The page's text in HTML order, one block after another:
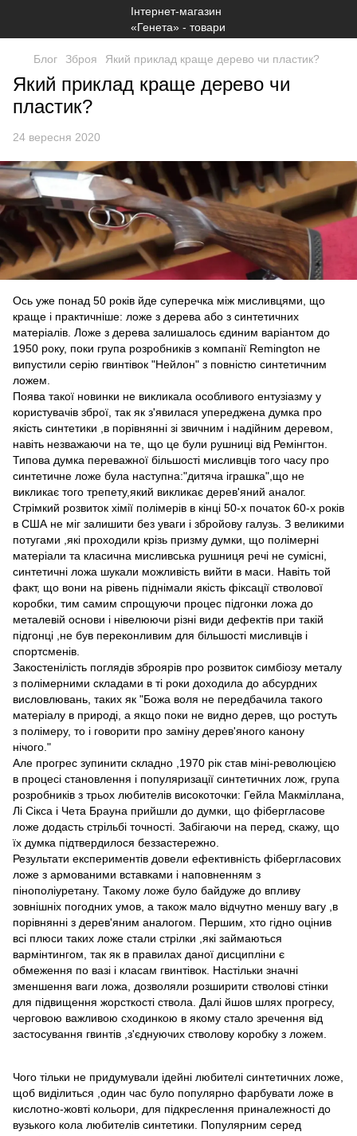
Блог Зброя Який приклад краще дерево чи пластик?
Який приклад краще дерево чи
пластик?
24 вересня 2020
Ось уже понад 50 років йде суперечка між мисливцями, що
краще і практичніше: ложе з дерева або з синтетичних
матеріалів. Ложе з дерева залишалось єдиним варіантом до
1950 року, поки група розробників з компанії Remington не
випустили серію гвинтівок "Нейлон" з повністю синтетичним
ложем.
Поява такої новинки не викликала особливого ентузіазму у
користувачів зброї, так як з'явилася упереджена думка про
якість синтетики ,в порівнянні зі звичним і надійним деревом,
навіть незважаючи на те, що це були рушниці від Ремінгтон.
Типова думка переважної більшості мисливців того часу про
синтетичне ложе була наступна:"дитяча іграшка",що не
викликає того трепету,який викликає дерев'яний аналог.
Стрімкий розвиток хімії полімерів в кінці 50-х початок 60-х років
в США не міг залишити без уваги і збройову галузь. З великими
потугами ,які проходили крізь призму думки, що полімерні
матеріали та класична мисливська рушниця речі не сумісні,
синтетичні ложа шукали можливість вийти в маси. Навіть той
факт, що вони на рівень піднімали якість фіксації стволової
коробки, тим самим спрощуючи процес підгонки ложа до
металевій основи і нівелюючи різні види дефектів при такій
підгонці ,не був переконливим для більшості мисливців і
спортсменів.
Закостенілість поглядів зброярів про розвиток симбіозу металу
з полімерними складами в ті роки доходила до абсурдних
висловлювань, таких як "Божа воля не передбачила такого
матеріалу в природі, а якщо поки не видно дерев, що ростуть
з полімеру, то і говорити про заміну дерев'яного канону
нічого."
Але прогрес зупинити складно ,1970 рік став міні-революцією
в процесі становлення і популяризації синтетичних лож, група
розробників з трьох любителів високоточки: Гейла Макміллана,
Лі Сікса і Чета Брауна прийшли до думки, що фібергласове
ложе додасть стрільбі точності. Забігаючи на перед, скажу, що
їх думка підтвердилося беззастережно.
Результати експериментів довели ефективність фібергласових
ложе з армованими вставками і наповненням з
пінополіуретану. Такому ложе було байдуже до впливу
зовнішніх погодних умов, а також мало відчутно меншу вагу ,в
порівнянні з дерев'яним аналогом. Першим, хто гідно оцінив
всі плюси таких ложе стали стрілки ,які займаються
вармінтингом, так як в правилах даної дисципліни є
обмеження по вазі і класам гвинтівок. Настільки значні
зменшення ваги ложа, дозволяли розширити стволові стінки
для підвищення жорсткості ствола. Далі йшов шлях прогресу,
черговою важливою сходинкою в якому стало зречення від
застосування гвинтів ,з'єднуючих стволову коробку з ложем.
Чого тільки не придумували ідейні любителі синтетичних ложе,
щоб виділиться ,один час було популярно фарбувати ложе в
кислотно-жовті кольори, для підкреслення приналежності до
вузького кола любителів синтетики. Популярним серед